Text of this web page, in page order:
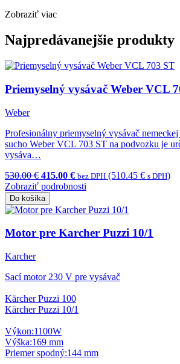
Zobraziť viac
Najpredávanejšie produkty
Priemyselný vysávač Weber VCL
Weber
Profesionálny priemyselný vysávač
sucho Weber VCL 703 ST na podvozku je
vysáva…
530.00 € 415.00 € bez DPH (510.45 € s DPH)
Zobraziť podrobnosti
Do košíka
Motor pre Karcher Puzzi 10/1
Karcher
Sací motor 230 V pre vysávač
Kärcher Puzzi 100
Kärcher Puzzi 10/1
Výkon:1100W
Výška:169 mm
Priemer spodný:144 mm